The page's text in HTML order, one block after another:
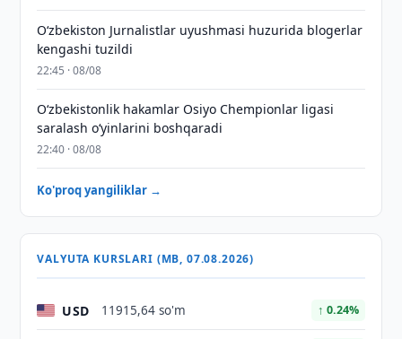
O‘zbekiston Jurnalistlar uyushmasi huzurida blogerlar
kengashi tuzildi
22:45 · 08/08
O‘zbekistonlik hakamlar Osiyo Chempionlar ligasi
saralash o‘yinlarini boshqaradi
22:40 · 08/08
Ko'proq yangiliklar →
VALYUTA KURSLARI (MB, 07.08.2026)
USD 11915,64 so'm ↑ 0.24%